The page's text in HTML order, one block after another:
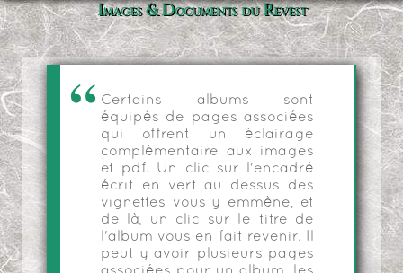
Images & Documents du Revest
Certains albums sont
équipés de pages associées
qui offrent un éclairage
complémentaire aux images
et pdf. Un clic sur l'encadré
écrit en vert au dessus des
vignettes vous y emmène, et
de là, un clic sur le titre de
l'album vous en fait revenir. Il
peut y avoir plusieurs pages